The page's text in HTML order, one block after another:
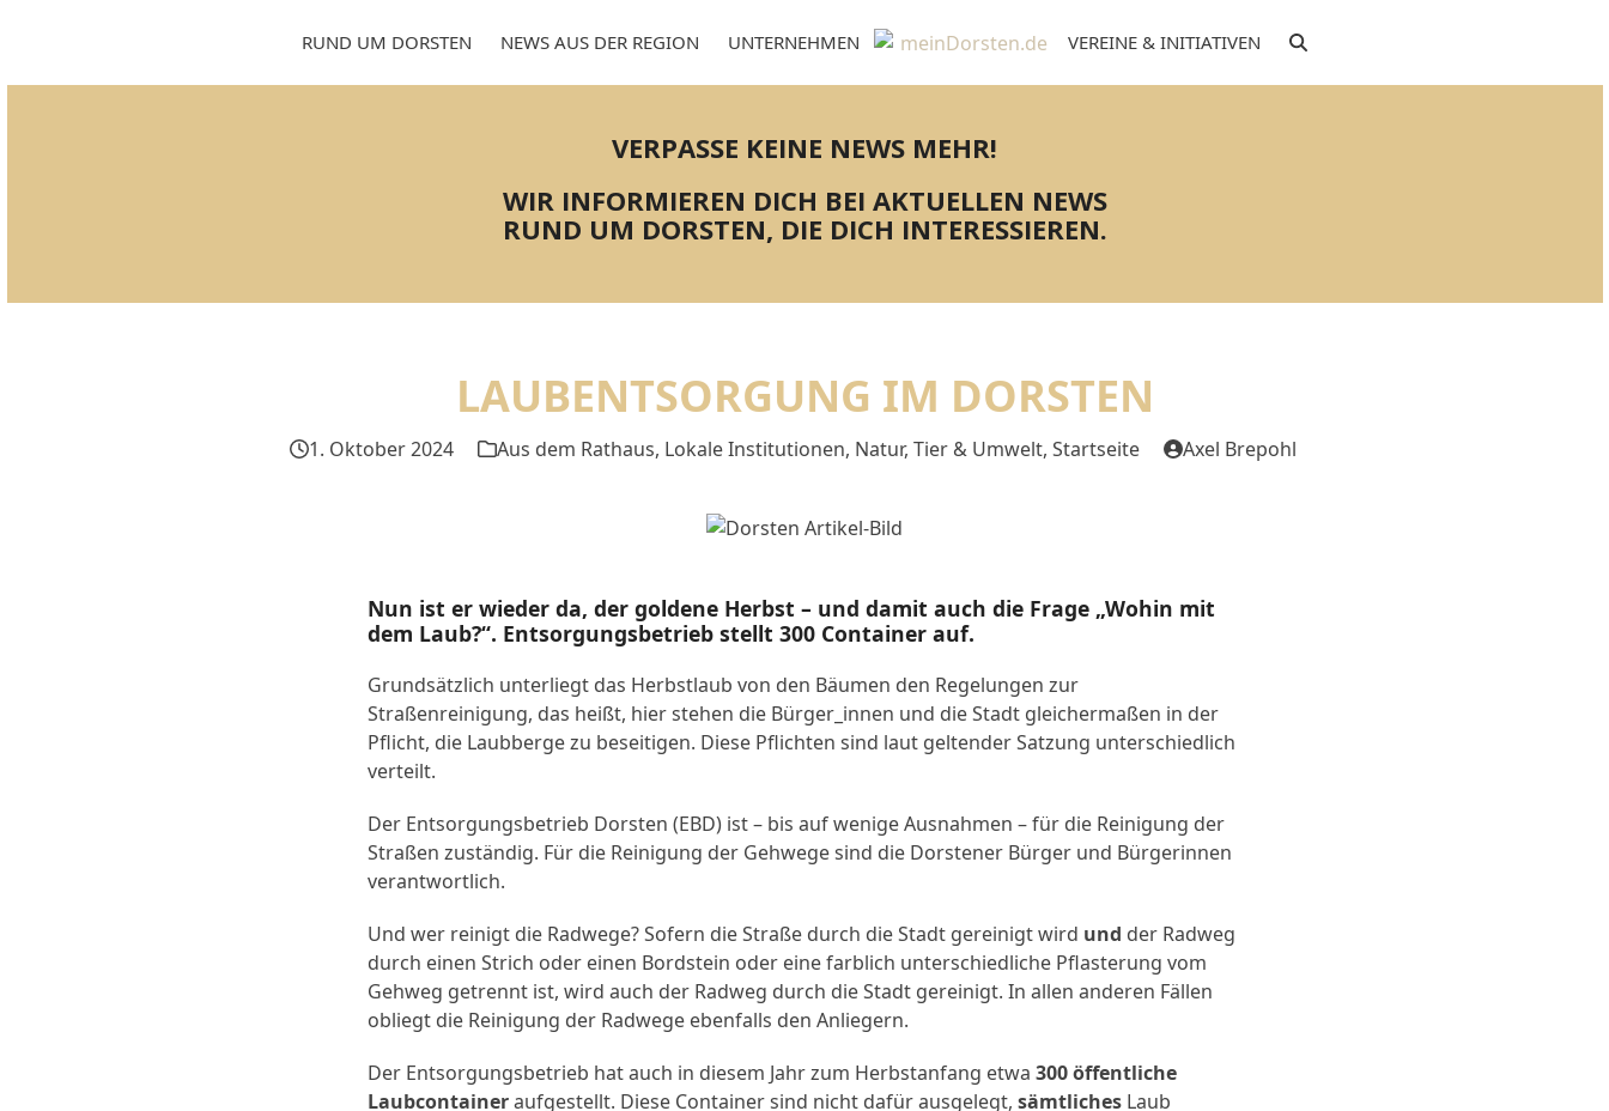
RUND UM DORSTEN NEWS AUS DER REGION UNTERNEHMEN VEREINE & INITIATIVEN
VERPASSE KEINE NEWS MEHR!
WIR INFORMIEREN DICH BEI AKTUELLEN NEWS
RUND UM DORSTEN, DIE DICH INTERESSIEREN.
LAUBENTSORGUNG IM DORSTEN
1. Oktober 2024 Aus dem Rathaus, Lokale Institutionen, Natur, Tier & Umwelt, Startseite Axel Brepohl
Nun ist er wieder da, der goldene Herbst – und damit auch die Frage „Wohin mit
dem Laub?“. Entsorgungsbetrieb stellt 300 Container auf.
Grundsätzlich unterliegt das Herbstlaub von den Bäumen den Regelungen zur
Straßenreinigung, das heißt, hier stehen die Bürger_innen und die Stadt gleichermaßen in der
Pflicht, die Laubberge zu beseitigen. Diese Pflichten sind laut geltender Satzung unterschiedlich
verteilt.
Der Entsorgungsbetrieb Dorsten (EBD) ist – bis auf wenige Ausnahmen – für die Reinigung der
Straßen zuständig. Für die Reinigung der Gehwege sind die Dorstener Bürger und Bürgerinnen
verantwortlich.
Und wer reinigt die Radwege? Sofern die Straße durch die Stadt gereinigt wird und der Radweg
durch einen Strich oder einen Bordstein oder eine farblich unterschiedliche Pflasterung vom
Gehweg getrennt ist, wird auch der Radweg durch die Stadt gereinigt. In allen anderen Fällen
obliegt die Reinigung der Radwege ebenfalls den Anliegern.
Der Entsorgungsbetrieb hat auch in diesem Jahr zum Herbstanfang etwa 300 öffentliche
Laubcontaineraufgestellt. Diese Container sind nicht dafür ausgelegt, sämtliches Laub